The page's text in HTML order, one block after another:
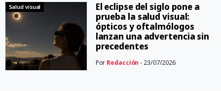
Salud visual
El eclipse del siglo pone a
prueba la salud visual:
ópticos y oftalmólogos
lanzan una advertencia sin
precedentes
Por Redacción - 23/07/2026